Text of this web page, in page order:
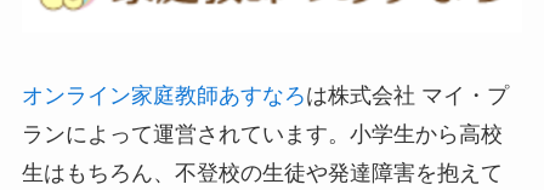
オンライン家庭教師あすなろは株式会社 マイ・プ
ランによって運営されています。小学生から高校
生はもちろん、不登校の生徒や発達障害を抱えて